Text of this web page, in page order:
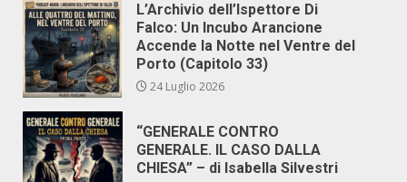
L’Archivio dell’Ispettore Di
Falco: Un Incubo Arancione
Accende la Notte nel Ventre del
Porto (Capitolo 33)
24 Luglio 2026
“GENERALE CONTRO
GENERALE. IL CASO DALLA
CHIESA” – di Isabella Silvestri